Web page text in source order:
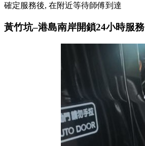
確定服務後, 在附近等待師傅到達
黃竹坑–港島南岸開鎖24小時服務